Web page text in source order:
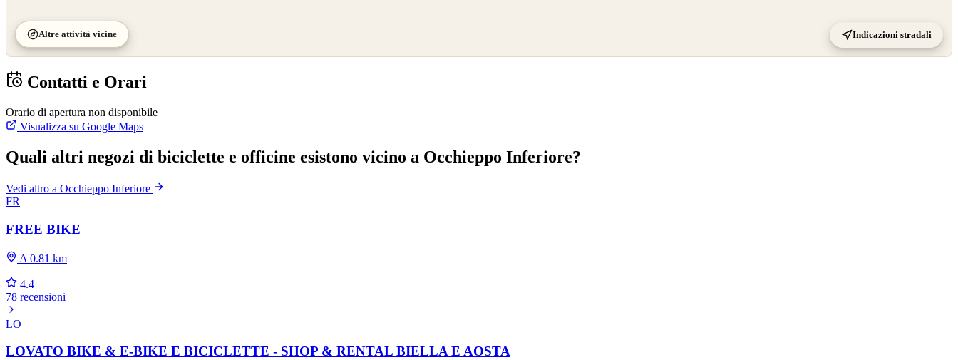
Altre attività vicine Indicazioni stradali
Contatti e Orari
Orario di apertura non disponibile
Visualizza su Google Maps
Quali altri negozi di biciclette e officine esistono vicino a Occhieppo Inferiore?
Vedi altro a Occhieppo Inferiore
FR
FREE BIKE
A 0.81 km
4.4
78 recensioni
LO
LOVATO BIKE & E-BIKE E BICICLETTE - SHOP & RENTAL BIELLA E AOSTA